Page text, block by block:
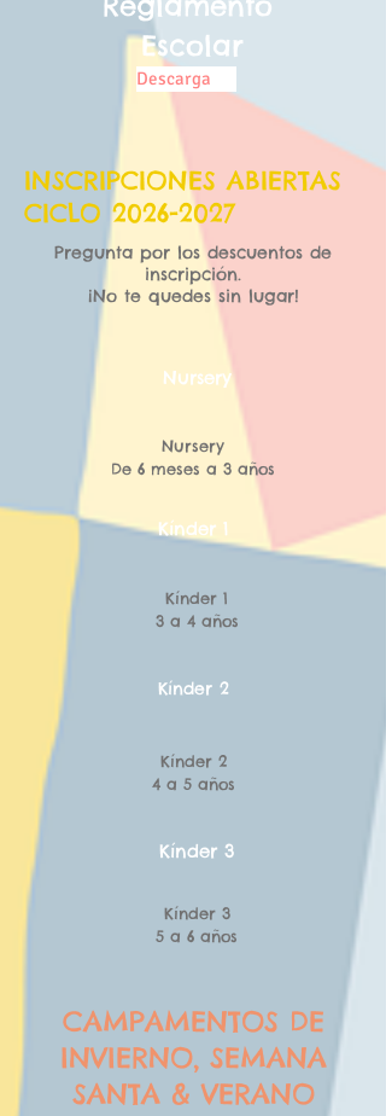
Escolar
Descarga
INSCRIPCIONES ABIERTAS
CICLO 2026-2027
Pregunta por los descuentos de
inscripción.
¡No te quedes sin lugar!
Nursery
Nursery
De 6 meses a 3 años
Kínder 1
Kínder 1
3 a 4 años
Kínder 2
Kínder 3
Kínder 2
4 a 5 años
Kínder 3
5 a 6 años
CAMPAMENTOS DE
INVIERNO, SEMANA
SANTA & VERANO